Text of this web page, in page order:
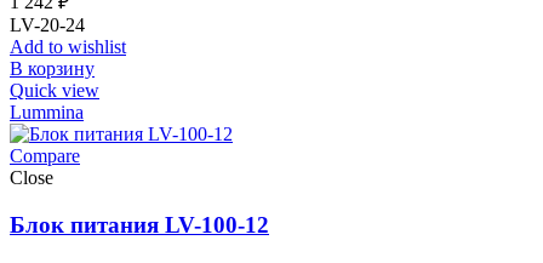
LV-20-24
Add to wishlist
В корзину
Quick view
Lummina
Compare
Close
Блок питания LV-100-12